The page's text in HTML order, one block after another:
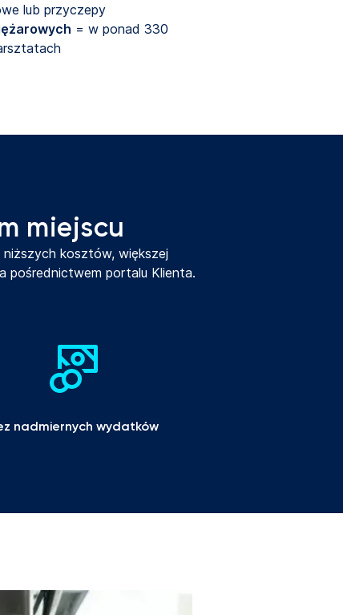
lub przyczepy
= w ponad 330
miejscu
kosztów, większej
pośrednictwem portalu Klienta.
nadmiernych wydatków